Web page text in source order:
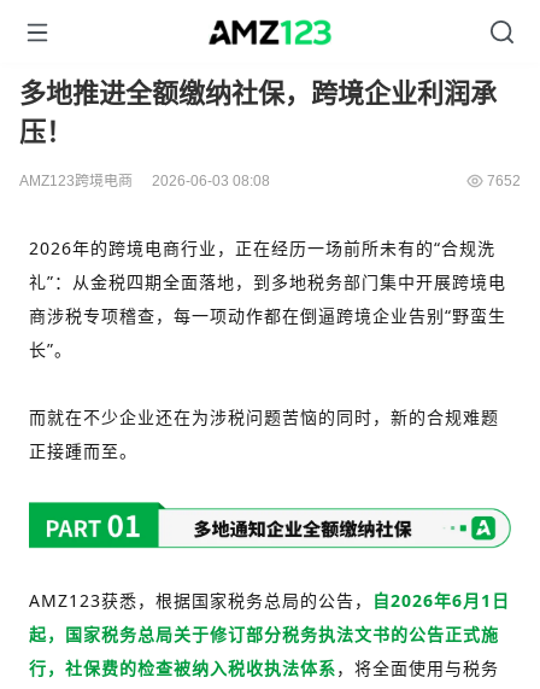
多地推进全额缴纳社保，跨境企业利润承
压！
AMZ123跨境电商 2026-06-03 08:08 7652
2026年的跨境电商行业，正在经历一场前所未有的“合规洗
礼”：从金税四期全面落地，到多地税务部门集中开展跨境电
商涉税专项稽查，每一项动作都在倒逼跨境企业告别“野蛮生
长”。
而就在不少企业还在为涉税问题苦恼的同时，新的合规难题
正接踵而至。
AMZ123获悉，根据国家税务总局的公告，
自2026年6月1日
起，国家税务总局关于修订部分税务执法文书的公告正式施
行，社保费的检查被纳入税收执法体系，将全面使用与税务